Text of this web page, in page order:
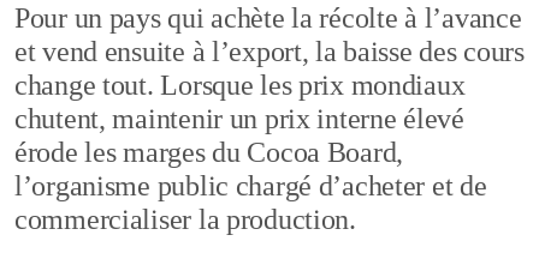
Pour un pays qui achète la récolte à l’avance
et vend ensuite à l’export, la baisse des cours
change tout. Lorsque les prix mondiaux
chutent, maintenir un prix interne élevé
érode les marges du Cocoa Board,
l’organisme public chargé d’acheter et de
commercialiser la production.